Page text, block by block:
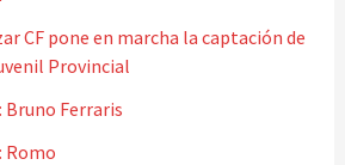
CF pone en marcha la captación de
Provincial
Bruno Ferraris
Romo